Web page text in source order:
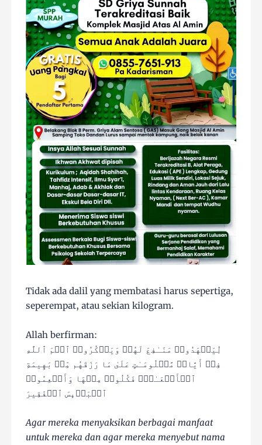
Tidak ada dalil yang membatasi harus sepertiga,
seperempat, atau sekian kilogram.
Allah berfirman:
لِّیَشۡهَدُوا۟ مَنَـٰفِعَ لَهُمۡ وَیَذۡكُرُوا۟ ٱسۡمَ ٱللَّهِ
فِیۤ أَیَّامࣲ مَّعۡلُومَـٰتٍ عَلَىٰ مَا رَزَقَهُم مِّنۢ بَهِیمَةِ
ٱلۡأَنۡعَـٰمِۖ فَكُلُوا۟ مِنۡهَا وَأَطۡعِمُوا۟
Agar mereka menyaksikan berbagai manfaat
untuk mereka dan agar mereka menyebut nama